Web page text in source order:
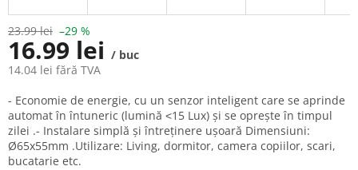
23.99 lei –29 %
16.99 lei / buc
14.04 lei fără TVA
preţ:
- Economie de energie, cu un senzor inteligent care se aprinde
automat în întuneric (lumină ˂15 Lux) și se oprește în timpul
zilei .- Instalare simplă și întreținere ușoară Dimensiuni:
Ø65x55mm .Utilizare: Living, dormitor, camera copiilor, scari,
bucatarie etc.